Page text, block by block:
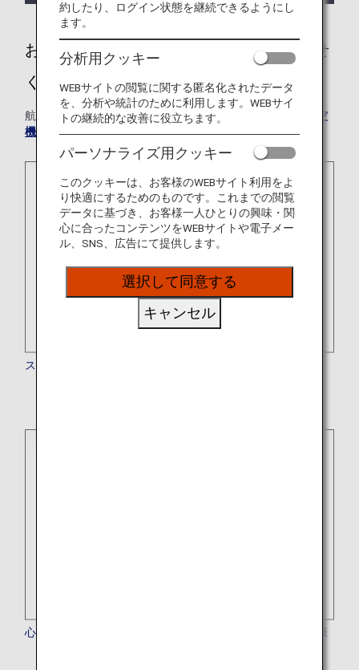
お手伝いが必要な場合はお気軽にお知らせ
ください
航空機の機内環境は、地上とは異なります。詳しくは「
航空
機内の環境について」をご参照ください。
ストレッチャーをご希望のお客様
心臓ペースメーカーや金属製の固定具がお体に入ったお客様
約したり、ログイン状態を継続できるようにし
ます。
分析用クッキー
WEBサイトの閲覧に関する匿名化されたデータ
を、分析や統計のために利用します。WEBサイ
トの継続的な改善に役立ちます。
パーソナライズ用クッキー
このクッキーは、お客様のWEBサイト利用をよ
り快適にするためのものです。これまでの閲覧
データに基づき、お客様一人ひとりの興味・関
心に合ったコンテンツをWEBサイトや電子メー
ル、SNS、広告にて提供します。
選択して同意する
キャンセル